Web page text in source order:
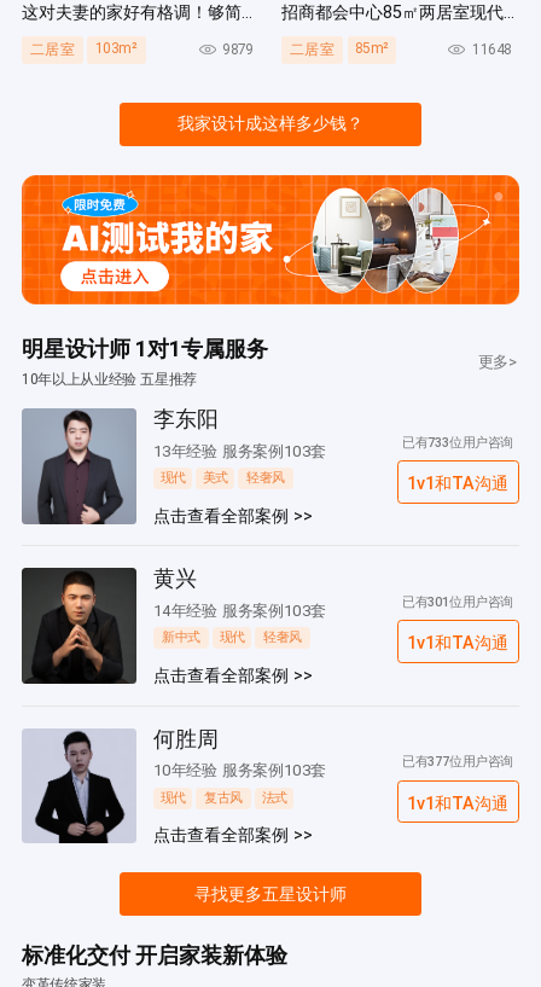
这对夫妻的家好有格调！够简洁还复古，好打扫卫生太贴心~
二居室 103m² 9879
招商都会中心85㎡两居室现代简约风装修案例
二居室 85m² 11648
我家设计成这样多少钱？
明星设计师 1对1专属服务
10年以上从业经验 五星推荐
更多>
李东阳
13年经验 服务案例103套
现代 美式 轻奢风
点击查看全部案例 >>
已有733位用户咨询
1v1和TA沟通
黄兴
14年经验 服务案例103套
新中式 现代 轻奢风
点击查看全部案例 >>
已有301位用户咨询
1v1和TA沟通
何胜周
10年经验 服务案例103套
现代 复古风 法式
点击查看全部案例 >>
已有377位用户咨询
1v1和TA沟通
寻找更多五星设计师
标准化交付 开启家装新体验